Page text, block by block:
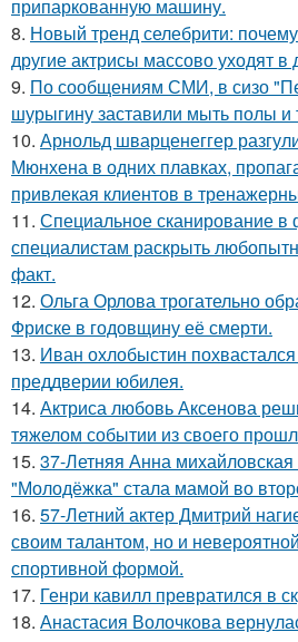
припаркованную машину.
8. Новый тренд селебрити:
другие актрисы массово уходят в
9. По сообщениям СМИ, в сизо
шурыгину заставили мыть полы и
10. Арнольд шварценеггер
Мюнхена в одних плавках,
привлекая клиентов в
11. Специальное сканирование
специалистам раскрыть
факт.
12. Ольга Орлова трогательно
Фриске в годовщину её смерти.
13. Иван охлобыстин
преддверии юбилея.
14. Актриса любовь Аксенова
тяжелом событии из своего
15. 37-Летняя Анна михайловская
"Молодёжка" стала мамой во
16. 57-Летний актер Дмитрий
своим талантом, но и
спортивной формой.
17. Генри кавилл превратился в
18. Анастасия Волочкова